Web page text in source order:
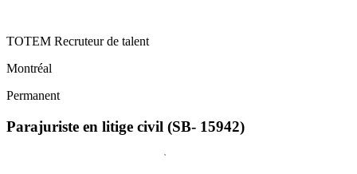
TOTEM Recruteur de talent
Montréal
Permanent
Parajuriste en litige civil (SB- 15942)